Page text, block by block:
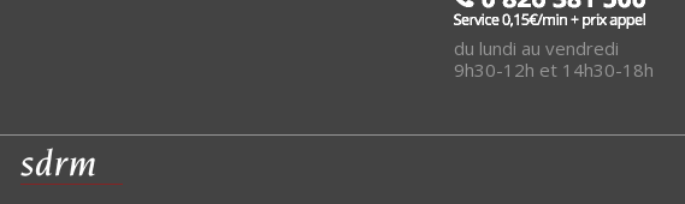
du lundi au vendredi
9h30-12h et 14h30-18h